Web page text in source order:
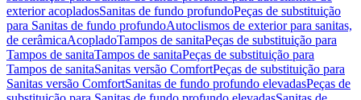
exterior acopladosSanitas de fundo profundoPeças de substituição
para Sanitas de fundo profundoAutoclismos de exterior para sanitas,
de cerâmicaAcopladoTampos de sanitaPeças de substituição para
Tampos de sanitaTampos de sanitaPeças de substituição para
Tampos de sanitaSanitas versão ComfortPeças de substituição para
Sanitas versão ComfortSanitas de fundo profundo elevadasPeças de